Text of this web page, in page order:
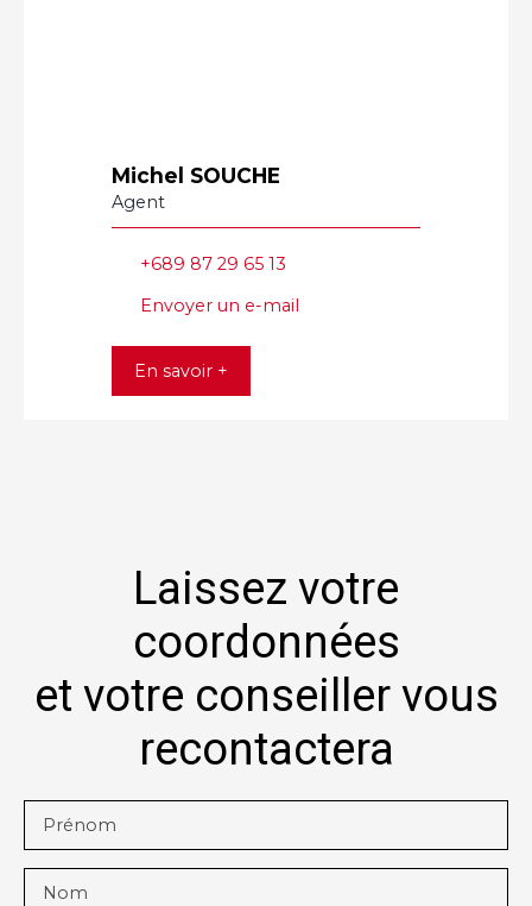
Michel SOUCHE
Agent
+689 87 29 65 13
Envoyer un e-mail
En savoir +
Laissez votre
coordonnées
et votre conseiller vous
recontactera
Prénom
Nom